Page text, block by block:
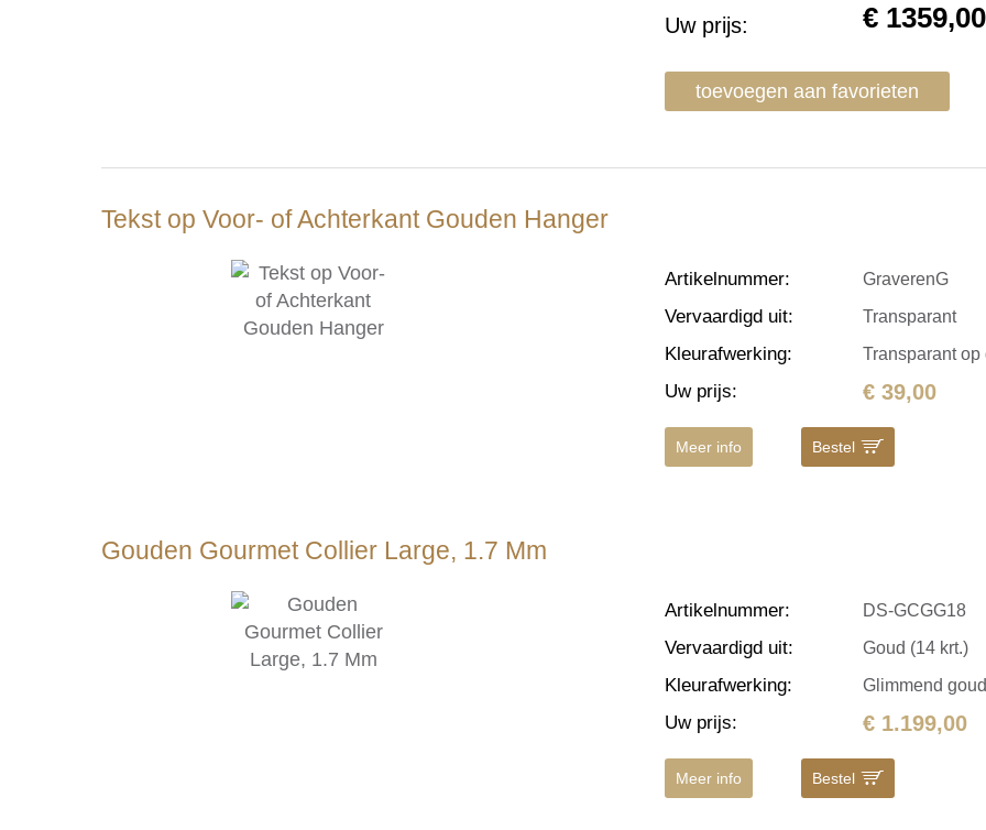
Uw prijs: € 1359,00
toevoegen aan favorieten
Tekst op Voor- of Achterkant Gouden Hanger
Artikelnummer: GraverenG
Vervaardigd uit: Transparant
Kleurafwerking: Transparant op
Uw prijs: € 39,00
Meer info Bestel
Gouden Gourmet Collier Large, 1.7 Mm
Artikelnummer: DS-GCGG18
Vervaardigd uit: Goud (14 krt.)
Kleurafwerking: Glimmend
Uw prijs: € 1.199,00
Meer info Bestel